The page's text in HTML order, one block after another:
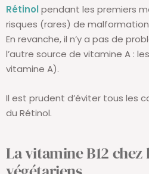
Rétinolpendant les premiers
risques (rares) de
En revanche, il n’y a pas de
l’autre source de vitamine A :
vitamine A).
Il est prudent d’éviter tous les
du Rétinol.
La vitamine B12 chez